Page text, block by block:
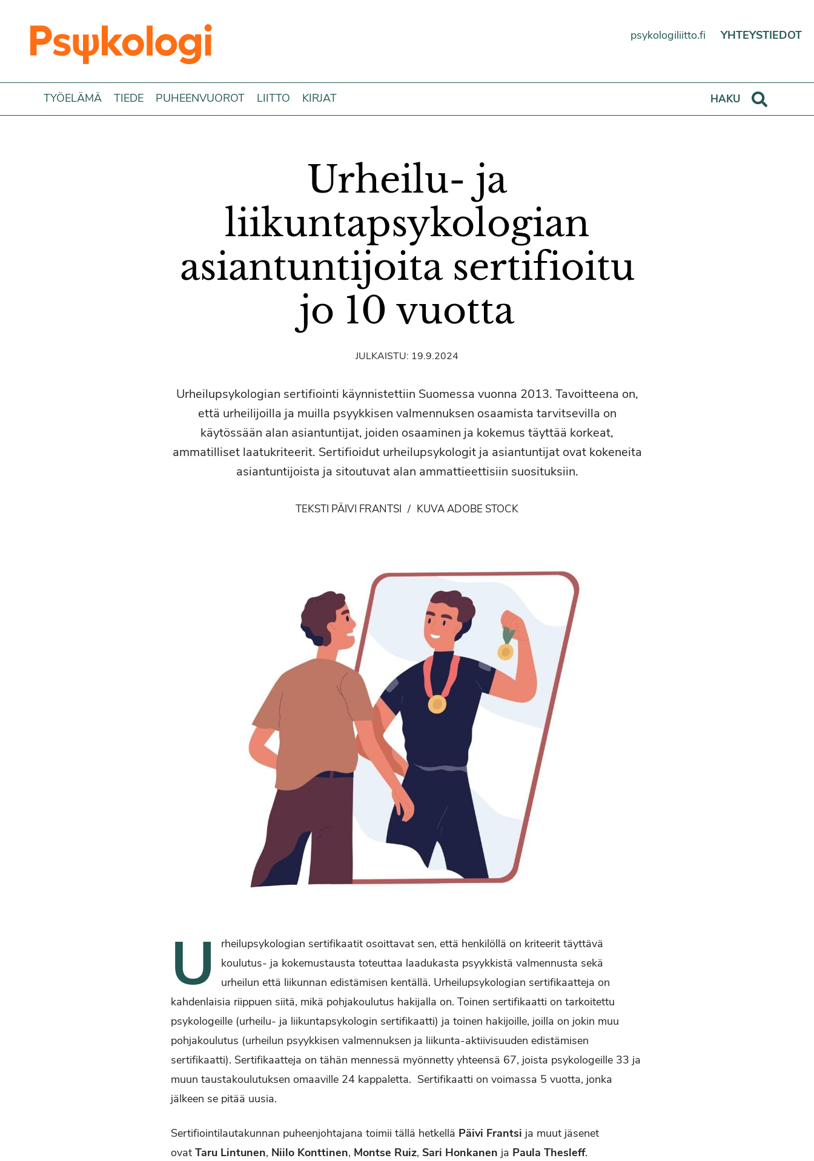
psykologiliitto.fi
YHTEYSTIEDOT
TYÖELÄMÄ TIEDE PUHEENVUOROT LIITTO KIRJAT
HAKU
Urheilu- ja
liikuntapsykologian
asiantuntijoita sertifioitu
jo 10 vuotta
JULKAISTU: 19.9.2024
Urheilupsykologian sertifiointi käynnistettiin Suomessa vuonna 2013. Tavoitteena on,
että urheilijoilla ja muilla psyykkisen valmennuksen osaamista tarvitsevilla on
käytössään alan asiantuntijat, joiden osaaminen ja kokemus täyttää korkeat,
ammatilliset laatukriteerit. Sertifioidut urheilupsykologit ja asiantuntijat ovat kokeneita
asiantuntijoista ja sitoutuvat alan ammattieettisiin suosituksiin.
TEKSTI PÄIVI FRANTSI / KUVA ADOBE STOCK
U
rheilupsykologian sertifikaatit osoittavat sen, että henkilöllä on kriteerit täyttävä
koulutus- ja kokemustausta toteuttaa laadukasta psyykkistä valmennusta sekä
urheilun että liikunnan edistämisen kentällä. Urheilupsykologian sertifikaatteja on
kahdenlaisia riippuen siitä, mikä pohjakoulutus hakijalla on. Toinen sertifikaatti on tarkoitettu
psykologeille (urheilu- ja liikuntapsykologin sertifikaatti) ja toinen hakijoille, joilla on jokin muu
pohjakoulutus (urheilun psyykkisen valmennuksen ja liikunta-aktiivisuuden edistämisen
sertifikaatti). Sertifikaatteja on tähän mennessä myönnetty yhteensä 67, joista psykologeille 33 ja
muun taustakoulutuksen omaaville 24 kappaletta. Sertifikaatti on voimassa 5 vuotta, jonka
jälkeen se pitää uusia.
Sertifiointilautakunnan puheenjohtajana toimii tällä hetkellä Päivi Frantsi ja muut jäsenet
ovat Taru Lintunen, Niilo Konttinen, Montse Ruiz, Sari Honkanen ja Paula Thesleff.